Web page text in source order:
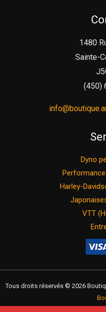
1480
Sainte-
(450)
Dyno
Harley-
VTT
Tous droits réservés © 2026